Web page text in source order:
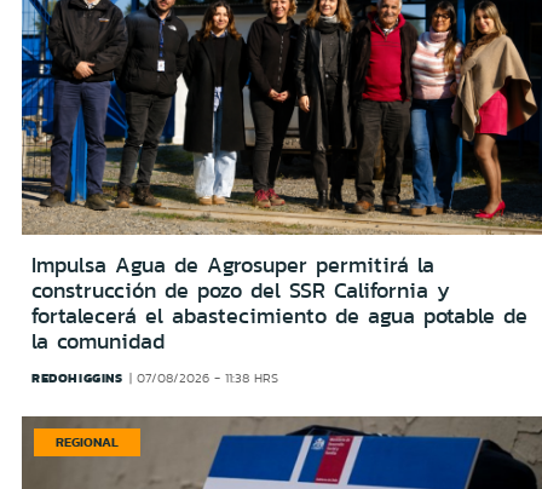
Impulsa Agua de Agrosuper permitirá la
construcción de pozo del SSR California y
fortalecerá el abastecimiento de agua potable de
la comunidad
REDOHIGGINS 07/08/2026 - 11:38 HRS
REGIONAL